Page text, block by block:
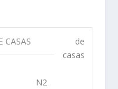
CASAS
de
casas
N2